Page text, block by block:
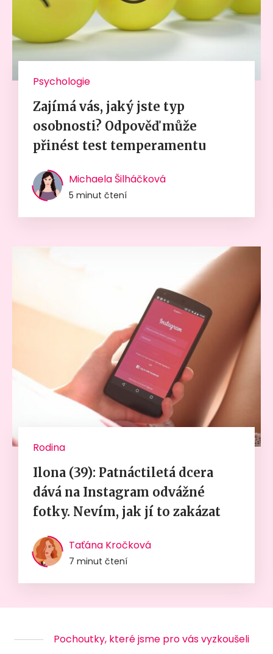
Psychologie
Zajímá vás, jaký jste typ
osobnosti? Odpověď může
přinést test temperamentu
Michaela Šilháčková
5 minut čtení
Rodina
Ilona (39): Patnáctiletá dcera
dává na Instagram odvážné
fotky. Nevím, jak jí to zakázat
Taťána Kročková
7 minut čtení
Pochoutky, které jsme pro vás vyzkoušeli